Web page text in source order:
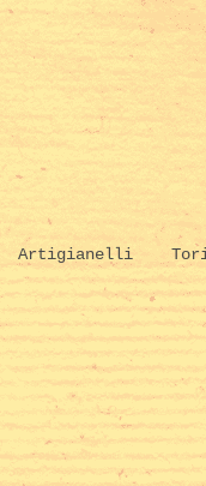
Artigianelli